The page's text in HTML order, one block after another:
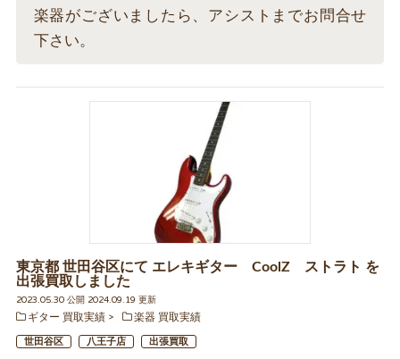
楽器がございましたら、アシストまでお問合せ
下さい。
東京都 世田谷区にて エレキギター CoolZ ストラト を
出張買取しました
2023.05.30 公開 2024.09.19 更新
ギター 買取実績
楽器 買取実績
世田谷区 八王子店 出張買取